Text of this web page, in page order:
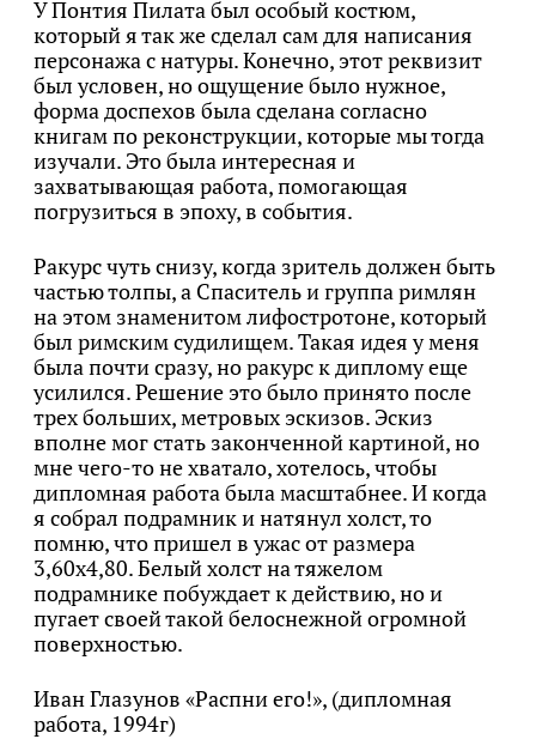
У Понтия Пилата был особый костюм,
который я так же сделал сам для написания
персонажа с натуры. Конечно, этот реквизит
был условен, но ощущение было нужное,
форма доспехов была сделана согласно
книгам по реконструкции, которые мы тогда
изучали. Это была интересная и
захватывающая работа, помогающая
погрузиться в эпоху, в события.
Ракурс чуть снизу, когда зритель должен быть
частью толпы, а Спаситель и группа римлян
на этом знаменитом лифостротоне, который
был римским судилищем. Такая идея у меня
была почти сразу, но ракурс к диплому еще
усилился. Решение это было принято после
трех больших, метровых эскизов. Эскиз
вполне мог стать законченной картиной, но
мне чего-то не хватало, хотелось, чтобы
дипломная работа была масштабнее. И когда
я собрал подрамник и натянул холст, то
помню, что пришел в ужас от размера
3,60х4,80. Белый холст на тяжелом
подрамнике побуждает к действию, но и
пугает своей такой белоснежной огромной
поверхностью.
Иван Глазунов «Распни его!», (дипломная
работа, 1994г)